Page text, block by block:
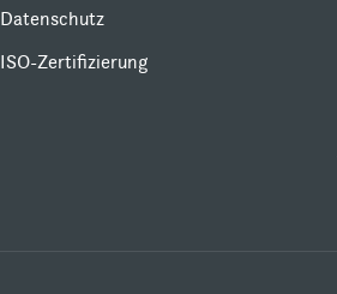
Datenschutz
ISO-Zertifizierung